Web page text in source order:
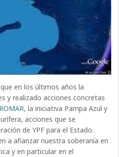
en los últimos años la
y realizado acciones concretas
, la iniciativa Pampa Azul y
acciones que se
de YPF para el Estado.
a afianzar nuestra soberanía en
y en particular en el